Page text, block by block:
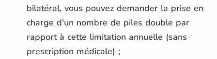
bilatéral, vous pouvez demander la prise en
charge d'un nombre de piles double par
rapport à cette limitation annuelle (sans
prescription médicale) ;